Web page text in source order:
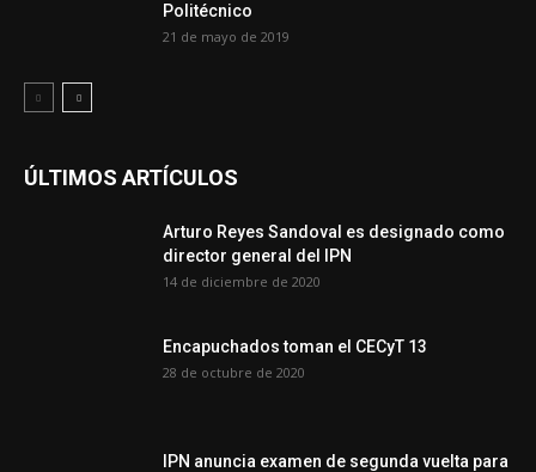
Politécnico
21 de mayo de 2019
ÚLTIMOS ARTÍCULOS
Arturo Reyes Sandoval es designado como
director general del IPN
14 de diciembre de 2020
Encapuchados toman el CECyT 13
28 de octubre de 2020
IPN anuncia examen de segunda vuelta para